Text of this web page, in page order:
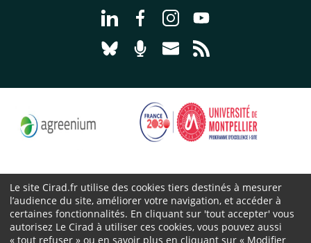
Aller à la page Nous suivre sur
Aller à la page Nous suivre sur
Aller à la page Nous
Aller à la page
Aller à la page Nous suivre sur
Aller à la page Nourrir le
Aller à la page Nous
Cirad 2026 ©
Mentions légales
Le site Cirad.fr utilise des cookies tiers destinés à mesurer
l’audience du site, améliorer votre navigation, et accéder à
certaines fonctionnalités. En cliquant sur 'tout accepter' vous
autorisez Le Cirad à utiliser ces cookies, vous pouvez aussi
« tout refuser » ou en savoir plus en cliquant sur « Modifier